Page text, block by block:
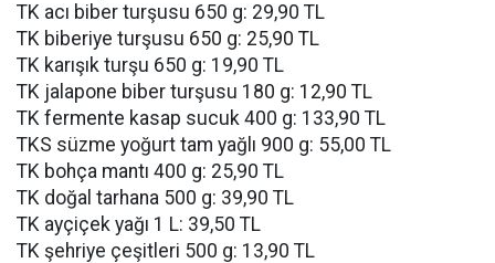
TK acı biber turşusu 650 g: 29,90 TL
TK biberiye turşusu 650 g: 25,90 TL
TK karışık turşu 650 g: 19,90 TL
TK jalapone biber turşusu 180 g: 12,90 TL
TK fermente kasap sucuk 400 g: 133,90 TL
TKS süzme yoğurt tam yağlı 900 g: 55,00 TL
TK bohça mantı 400 g: 25,90 TL
TK doğal tarhana 500 g: 39,90 TL
TK ayçiçek yağı 1 L: 39,50 TL
TK şehriye çeşitleri 500 g: 13,90 TL